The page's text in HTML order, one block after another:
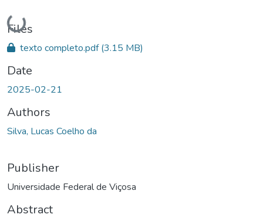
Loading...
Files
texto completo.pdf(3.15 MB)
Date
2025-02-21
Authors
Silva, Lucas Coelho da
Publisher
Universidade Federal de Viçosa
Abstract